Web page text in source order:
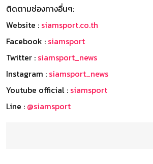
ติดตามช่องทางอื่นๆ:
Website : siamsport.co.th
Facebook : siamsport
Twitter : siamsport_news
Instagram : siamsport_news
Youtube official : siamsport
Line : @siamsport